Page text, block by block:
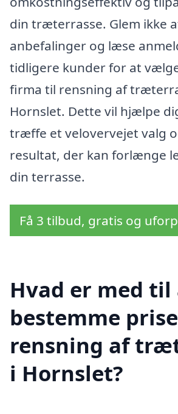
din træterrasse. Glem ikke
anbefalinger og læse
tidligere kunder for at
firma til rensning af
Hornslet. Dette vil hjælpe
træffe et velovervejet valg
resultat, der kan forlænge
din terrasse.
Få 3 tilbud, gratis og
Hvad er med til
bestemme
rensning af
i Hornslet?